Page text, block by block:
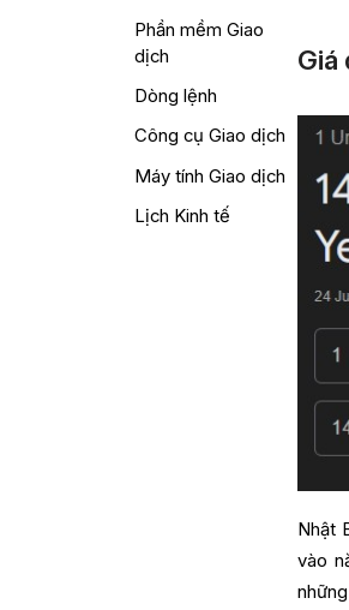
Phần mềm Giao
dịch
Dòng lệnh
Công cụ Giao dịch
Máy tính Giao dịch
Lịch Kinh tế
Giá
Nhật
vào